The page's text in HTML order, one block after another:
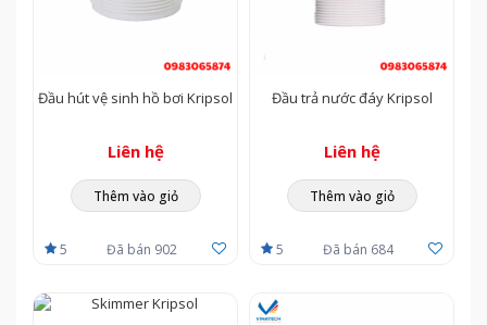
Hotine tư vấn hỗ trợ: ​0983 065 874 - 0934 238 218
Đầu hút vệ sinh hồ bơi Kripsol
Liên hệ
Thêm vào giỏ
5 Đã bán 902
Đầu trả nước đáy Kripsol
Liên hệ
Thêm vào giỏ
5 Đã bán 684